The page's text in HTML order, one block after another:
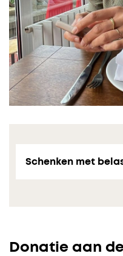
Schenken met
Donatie aan